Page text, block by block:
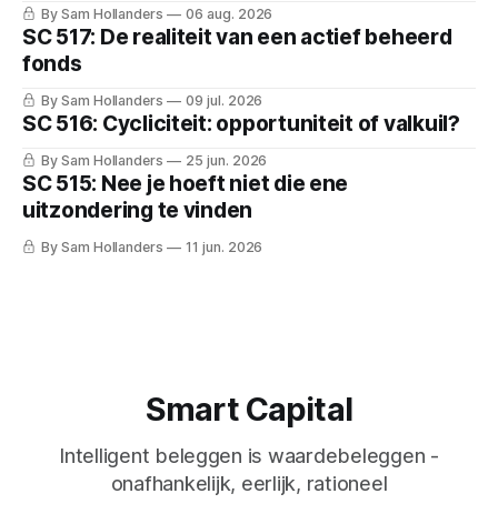
By Sam Hollanders 06 aug. 2026
SC 517: De realiteit van een actief beheerd
fonds
By Sam Hollanders 09 jul. 2026
SC 516: Cycliciteit: opportuniteit of valkuil?
By Sam Hollanders 25 jun. 2026
SC 515: Nee je hoeft niet die ene
uitzondering te vinden
By Sam Hollanders 11 jun. 2026
Smart Capital
Intelligent beleggen is waardebeleggen -
onafhankelijk, eerlijk, rationeel